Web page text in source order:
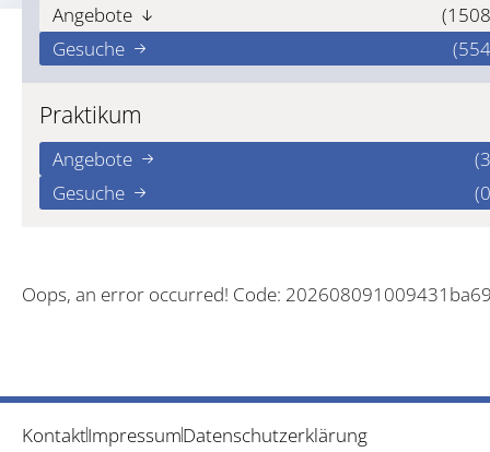
Angebote
Gesuche
Praktikum
Angebote
Gesuche
Oops, an error occurred! Code:
KontaktImpressumDatenschutzerklärung